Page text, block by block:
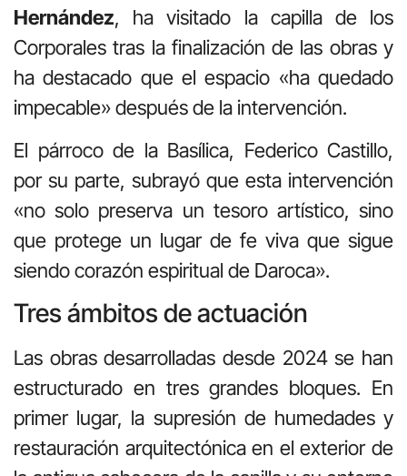
Hernández, ha visitado la capilla de los
Corporales tras la finalización de las obras y
ha destacado que el espacio «ha quedado
impecable» después de la intervención.
El párroco de la Basílica, Federico Castillo,
por su parte, subrayó que esta intervención
«no solo preserva un tesoro artístico, sino
que protege un lugar de fe viva que sigue
siendo corazón espiritual de Daroca».
Tres ámbitos de actuación
Las obras desarrolladas desde 2024 se han
estructurado en tres grandes bloques. En
primer lugar, la supresión de humedades y
restauración arquitectónica en el exterior de